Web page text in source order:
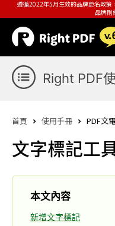
遵循2022年5月生效的品牌更名政策
品牌則
Right PDF
首頁 使用手冊 PDF文
文字標記工
本文內容
新增文字標記